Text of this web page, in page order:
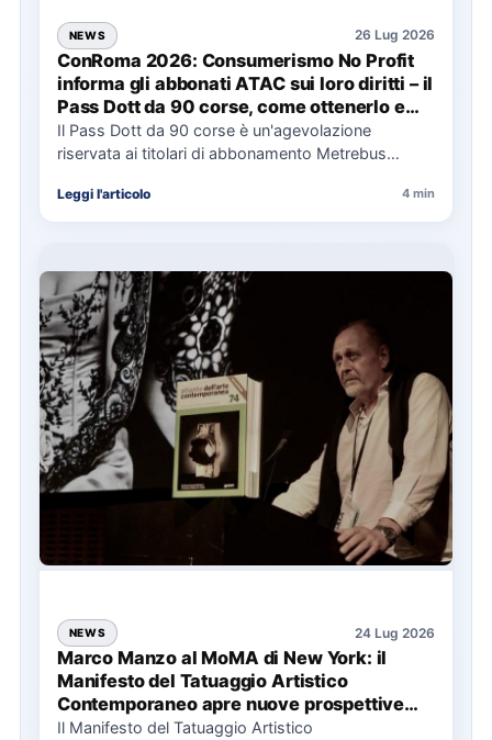
NEWS 26 Lug 2026
ConRoma 2026: Consumerismo No Profit
informa gli abbonati ATAC sui loro diritti – il
Pass Dott da 90 corse, come ottenerlo e
cosa spetta in caso di disservizi
Il Pass Dott da 90 corse è un'agevolazione
riservata ai titolari di abbonamento Metrebus
Leggi l'articolo 4 min
NEWS 24 Lug 2026
Marco Manzo al MoMA di New York: il
Manifesto del Tatuaggio Artistico
Contemporaneo apre nuove prospettive
per il collezionismo
Il Manifesto del Tatuaggio Artistico